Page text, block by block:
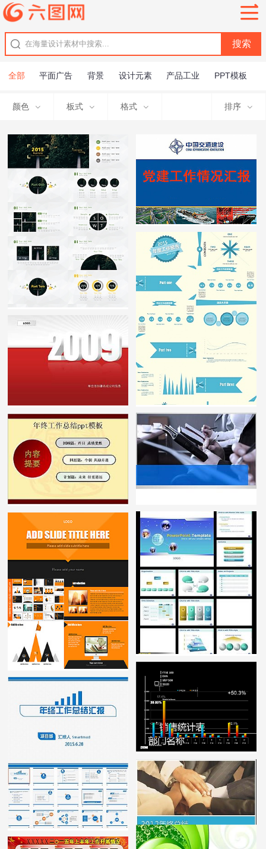
全部 平面广告 背景 设计元素 产品工业 PPT模板
颜色 板式 格式 排序